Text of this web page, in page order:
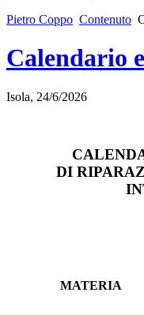
Pietro Coppo Contenuto
Calendario
Isola, 24/6/2026
DI
MATERIA